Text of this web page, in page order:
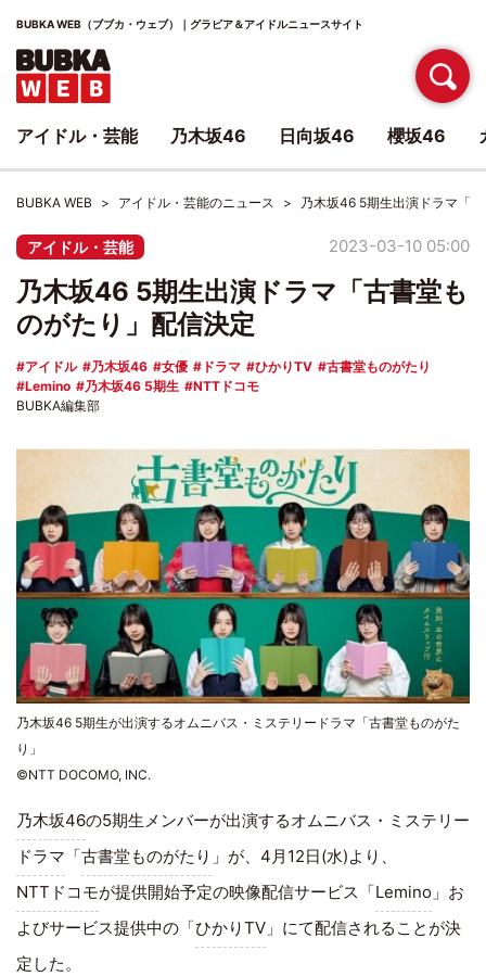
BUBKA WEB（ブブカ・ウェブ）｜グラビア＆アイドルニュースサイト
BUBKA WEB アイドル・芸能のニュース 乃木坂46 5期生出演ドラマ「
アイドル・芸能 2023-03-10 05:00
乃木坂46 5期生出演ドラマ「古書堂も
のがたり」配信決定
アイドル 乃木坂46 女優 ドラマ ひかりTV
古書堂ものがたり
Lemino
乃木坂46 5期生
NTTドコモ
BUBKA編集部
乃木坂46 5期生が出演するオムニバス・ミステリードラマ「古書堂ものがた
り」
©NTT DOCOMO, INC.
乃木坂46の5期生メンバーが出演するオムニバス・ミステリー
ドラマ 「古書堂ものがたり 」が、4月12日(水)より、
NTTドコモが提供開始予定の映像配信サービス「Lemino 」お
よびサービス提供中の「ひかりTV 」にて配信されることが決
定した。
アイドル・芸能 乃木坂46 日向坂46 櫻坂46